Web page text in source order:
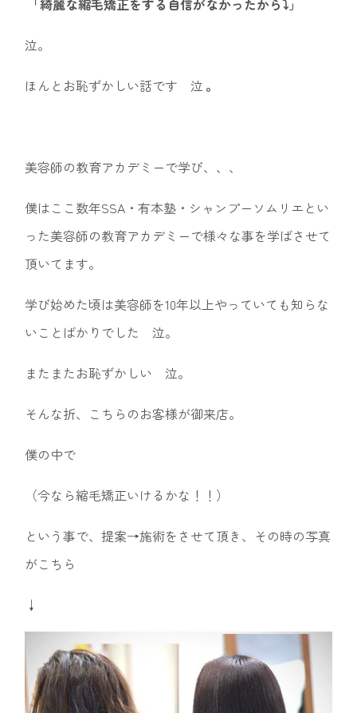
泣。
ほんとお恥ずかしい話です 泣 。
美容師の教育アカデミーで学び、、、
僕はここ数年SSA・有本塾・シャンプーソムリエとい
った美容師の教育アカデミーで様々な事を学ばさせて
頂いてます。
学び始めた頃は美容師を10年以上やっていても知らな
いことばかりでした 泣。
またまたお恥ずかしい 泣。
そんな折、こちらのお客様が御来店。
僕の中で
（今なら縮毛矯正いけるかな！！）
という事で、提案→施術をさせて頂き、その時の写真
がこちら
↓